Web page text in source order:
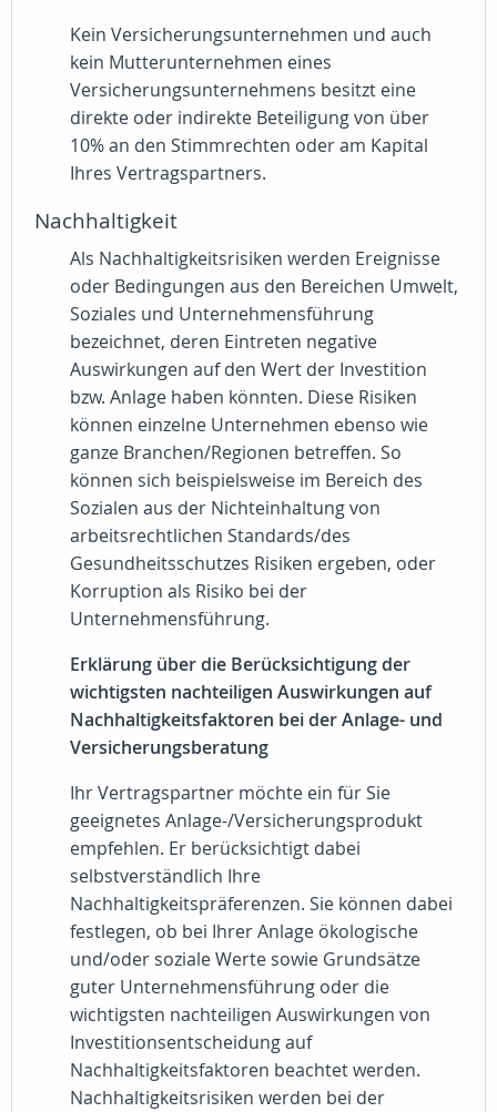
Kein Versicherungsunternehmen und auch
kein Mutterunternehmen eines
Versicherungsunternehmens besitzt eine
direkte oder indirekte Beteiligung von über
10% an den Stimmrechten oder am Kapital
Ihres Vertragspartners.
Nachhaltigkeit
Als Nachhaltigkeitsrisiken werden Ereignisse
oder Bedingungen aus den Bereichen Umwelt,
Soziales und Unternehmensführung
bezeichnet, deren Eintreten negative
Auswirkungen auf den Wert der Investition
bzw. Anlage haben könnten. Diese Risiken
können einzelne Unternehmen ebenso wie
ganze Branchen/Regionen betreffen. So
können sich beispielsweise im Bereich des
Sozialen aus der Nichteinhaltung von
arbeitsrechtlichen Standards/des
Gesundheitsschutzes Risiken ergeben, oder
Korruption als Risiko bei der
Unternehmensführung.
Erklärung über die Berücksichtigung der
wichtigsten nachteiligen Auswirkungen auf
Nachhaltigkeitsfaktoren bei der Anlage- und
Versicherungsberatung
Ihr Vertragspartner möchte ein für Sie
geeignetes Anlage-/Versicherungsprodukt
empfehlen. Er berücksichtigt dabei
selbstverständlich Ihre
Nachhaltigkeitspräferenzen. Sie können dabei
festlegen, ob bei Ihrer Anlage ökologische
und/oder soziale Werte sowie Grundsätze
guter Unternehmensführung oder die
wichtigsten nachteiligen Auswirkungen von
Investitionsentscheidung auf
Nachhaltigkeitsfaktoren beachtet werden.
Nachhaltigkeitsrisiken werden bei der